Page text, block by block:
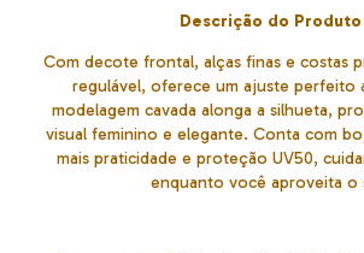
Descrição do Produto
Com decote frontal, alças finas e costas
regulável, oferece um ajuste perfeito
modelagem cavada alonga a silhueta,
visual feminino e elegante. Conta com
mais praticidade e proteção UV50,
enquanto você aproveita o